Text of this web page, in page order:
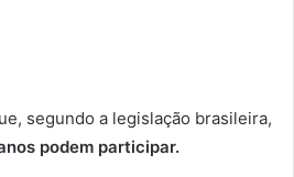
segundo a legislação brasileira,
podem participar.